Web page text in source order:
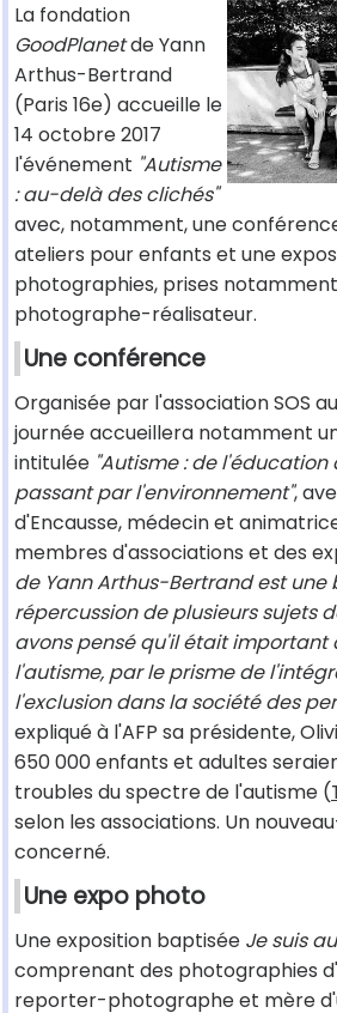
La fondation
GoodPlanetde Yann
Arthus-Bertrand
(Paris 16e) accueille le
14 octobre 2017
l'événement "Autisme
: au-delà des clichés"
avec, notamment, une
ateliers pour enfants et une
photographies, prises
photographe-réalisateur.
Une conférence
Organisée par l'association SOS
journée accueillera notamment
intitulée "Autisme : de
passant par l'environnement",
d'Encausse, médecin et
membres d'associations et des
de Yann Arthus-Bertrand est une
répercussion de plusieurs sujets
avons pensé qu'il était important
l'autisme, par le prisme de
l'exclusion dans la société des
expliqué à l'AFP sa présidente,
650 000 enfants et adultes
troubles du spectre de l'autisme (
selon les associations. Un
concerné.
Une expo photo
Une exposition baptisée Je suis
comprenant des photographies
reporter-photographe et mère